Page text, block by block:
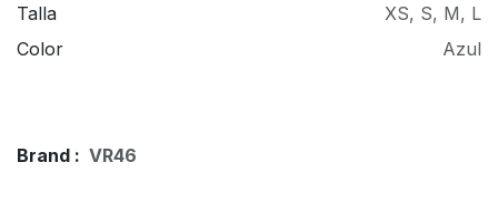
Talla XS, S, M, L
Color
Azul
Brand : VR46